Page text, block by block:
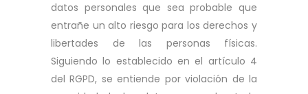
datos personales que sea probable que
entrañe un alto riesgo para los derechos y
libertades de las personas físicas.
Siguiendo lo establecido en el artículo 4
del RGPD, se entiende por violación de la